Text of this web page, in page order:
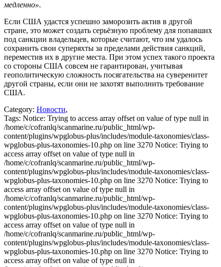
медленно».
Если США удастся успешно заморозить актив в другой
стране, это может создать серьёзную проблему для попавших
под санкции владельцев, которые считают, что им удалось
сохранить свои суперяхты за пределами действия санкций,
переместив их в другие места. При этом успех такого проекта
со стороны США совсем не гарантирован, учитывая
геополитическую сложность посягательства на суверенитет
другой страны, если они не захотят выполнить требование
США.
Category: Новости,
Tags: Notice: Trying to access array offset on value of type null in
/home/c/cofranlq/scanmarine.ru/public_html/wp-
content/plugins/wpglobus-plus/includes/module-taxonomies/class-
wpglobus-plus-taxonomies-10.php on line 3270 Notice: Trying to
access array offset on value of type null in
/home/c/cofranlq/scanmarine.ru/public_html/wp-
content/plugins/wpglobus-plus/includes/module-taxonomies/class-
wpglobus-plus-taxonomies-10.php on line 3270 Notice: Trying to
access array offset on value of type null in
/home/c/cofranlq/scanmarine.ru/public_html/wp-
content/plugins/wpglobus-plus/includes/module-taxonomies/class-
wpglobus-plus-taxonomies-10.php on line 3270 Notice: Trying to
access array offset on value of type null in
/home/c/cofranlq/scanmarine.ru/public_html/wp-
content/plugins/wpglobus-plus/includes/module-taxonomies/class-
wpglobus-plus-taxonomies-10.php on line 3270 Notice: Trying to
access array offset on value of type null in